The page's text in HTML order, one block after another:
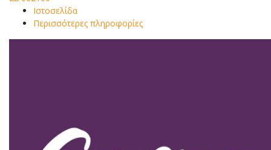
Ιστοσελίδα
Περισσότερες πληροφορίες